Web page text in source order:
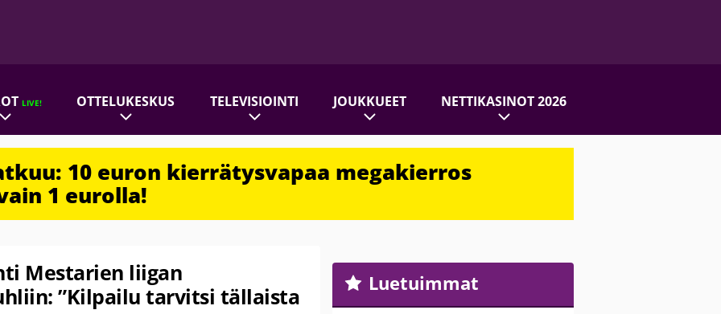
LIVE! OTTELUKESKUS TELEVISIOINTI JOUKKUEET NETTIKASINOT 2026
10 euron kierrätysvapaa megakierros
1 eurolla!
Mestarien liigan
”Kilpailu tarvitsi tällaista
Luetuimmat